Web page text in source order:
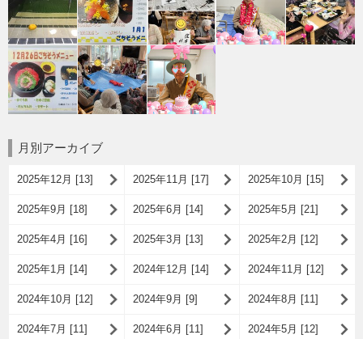
月別アーカイブ
2025年12月 [13] 2025年11月 [17] 2025年10月 [15]
2025年9月 [18] 2025年6月 [14] 2025年5月 [21]
2025年4月 [16] 2025年3月 [13] 2025年2月 [12]
2025年1月 [14] 2024年12月 [14] 2024年11月 [12]
2024年10月 [12] 2024年9月 [9] 2024年8月 [11]
2024年7月 [11] 2024年6月 [11] 2024年5月 [12]